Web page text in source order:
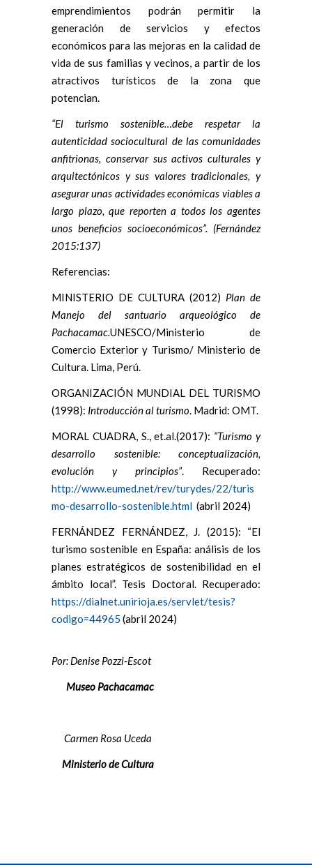
emprendimientos podrán permitir la
generación de servicios y efectos
económicos para las mejoras en la calidad de
vida de sus familias y vecinos, a partir de los
atractivos turísticos de la zona que
potencian.
“El turismo sostenible…debe respetar la
autenticidad sociocultural de las comunidades
anfitrionas, conservar sus activos culturales y
arquitectónicos y sus valores tradicionales, y
asegurar unas actividades económicas viables a
largo plazo, que reporten a todos los agentes
unos beneficios socioeconómicos”. (Fernández
2015:137)
Referencias:
MINISTERIO DE CULTURA (2012) Plan de
Manejo del santuario arqueológico de
Pachacamac.UNESCO/Ministerio de
Comercio Exterior y Turismo/ Ministerio de
Cultura. Lima, Perú.
ORGANIZACIÓN MUNDIAL DEL TURISMO
(1998): Introducción al turismo. Madrid: OMT.
MORAL CUADRA, S., et.al.(2017): “Turismo y
desarrollo sostenible: conceptualización,
evolución y principios”. Recuperado:
http://www.eumed.net/rev/turydes/22/turis
mo-desarrollo-sostenible.html (abril 2024)
FERNÁNDEZ FERNÁNDEZ, J. (2015): “El
turismo sostenible en España: análisis de los
planes estratégicos de sostenibilidad en el
ámbito local”. Tesis Doctoral. Recuperado:
https://dialnet.unirioja.es/servlet/tesis?
codigo=44965 (abril 2024)
Por: Denise Pozzi-Escot
Museo Pachacamac
Carmen Rosa Uceda
Ministerio de Cultura